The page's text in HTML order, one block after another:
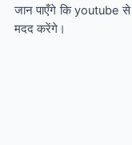
जान पाएँगे कि youtube
मदद करेंगे।